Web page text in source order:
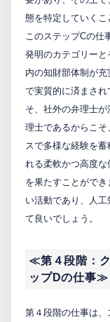
態を特定していくこ
このステップCの仕
発明のカテゴリー
内の知財部体制が
で実質的に済まされ
そ、社外の弁理士
理士であるからこ
スで多様な経験を
れる柔軟かつ高度
を果たすことがで
い活動であり、人
て良いでしょう。
≪第４段階：
ップDの仕事≫
第４段階の仕事は